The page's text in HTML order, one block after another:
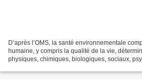
D’après l’OMS, la santé environnementale
humaine, y compris la qualité de la vie,
physiques, chimiques, biologiques, sociaux,